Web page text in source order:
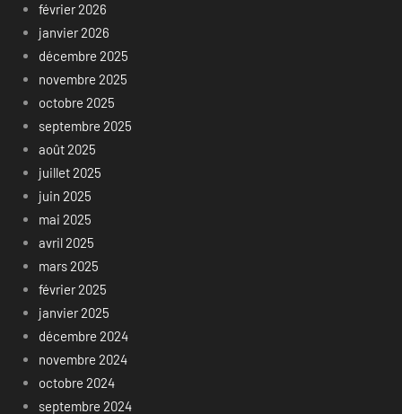
février 2026
janvier 2026
décembre 2025
novembre 2025
octobre 2025
septembre 2025
août 2025
juillet 2025
juin 2025
mai 2025
avril 2025
mars 2025
février 2025
janvier 2025
décembre 2024
novembre 2024
octobre 2024
septembre 2024